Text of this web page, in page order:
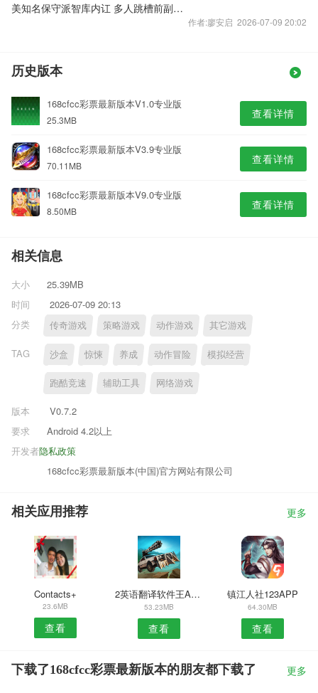
美知名保守派智库内讧 多人跳槽前副总统彭斯所创组织
作者:廖安启 2026-07-09 20:02
历史版本
168cfcc彩票最新版本V1.0专业版
25.3MB 查看详情
168cfcc彩票最新版本V3.9专业版
70.11MB 查看详情
168cfcc彩票最新版本V9.0专业版
8.50MB 查看详情
相关信息
大小
25.39MB
时间
2026-07-09 20:13
分类
传奇游戏 策略游戏 动作游戏 其它游戏
TAG 沙盒 惊悚 养成 动作冒险 模拟经营
跑酷竞速 辅助工具 网络游戏
版本
V0.7.2
要求
Android 4.2以上
隐私政策
开发者
168cfcc彩票最新版本(中国)官方网站有限公司
相关应用推荐 更多
Contacts+
23.6MB
查看
2英语翻译软件王APP
53.23MB
查看
镇江人社123APP
64.30MB
查看
下载了168cfcc彩票最新版本的朋友都下载了 更多